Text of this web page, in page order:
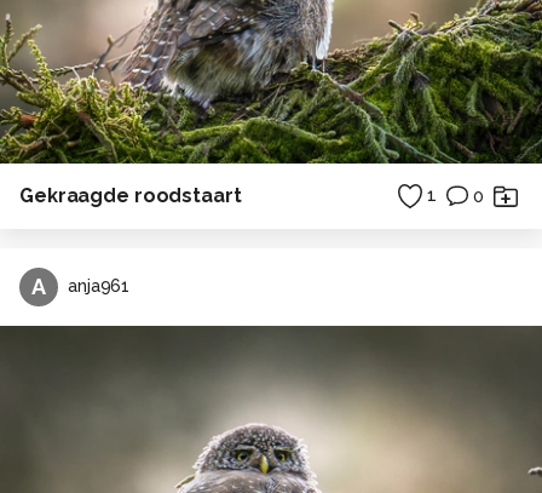
Gekraagde roodstaart 1 0
A anja961